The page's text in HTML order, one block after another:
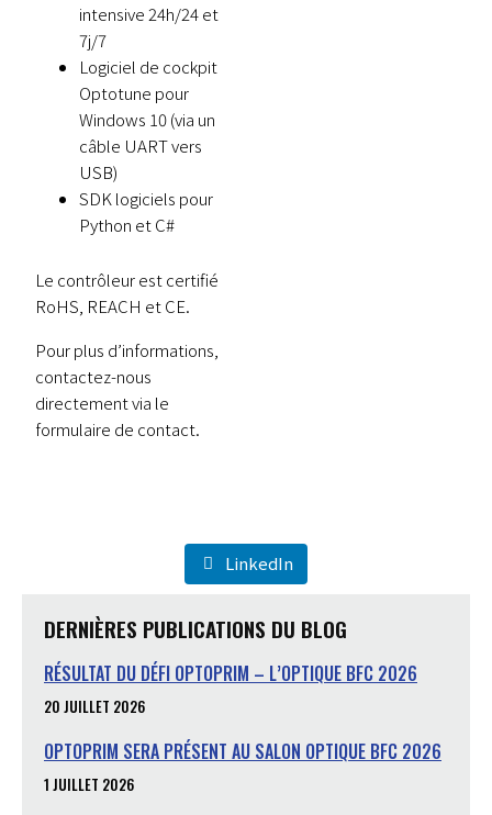
intensive 24h/24 et
7j/7
Logiciel de cockpit
Optotune pour
Windows 10 (via un
câble UART vers
USB)
SDK logiciels pour
Python et C#
Le contrôleur est certifié
RoHS, REACH et CE.
Pour plus d’informations,
contactez-nous
directement via le
formulaire de contact.
LinkedIn
DERNIÈRES PUBLICATIONS DU BLOG
RÉSULTAT DU DÉFI OPTOPRIM – L’OPTIQUE BFC 2026
20 JUILLET 2026
OPTOPRIM SERA PRÉSENT AU SALON OPTIQUE BFC 2026
1 JUILLET 2026